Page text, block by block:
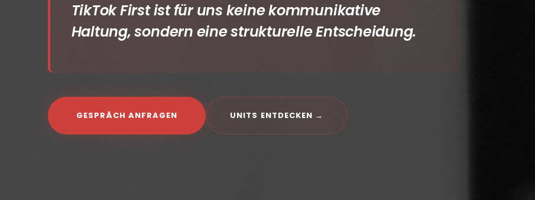
TikTok First ist für uns keine kommunikative
Haltung, sondern eine strukturelle Entscheidung.
GESPRÄCH ANFRAGEN UNITS ENTDECKEN →